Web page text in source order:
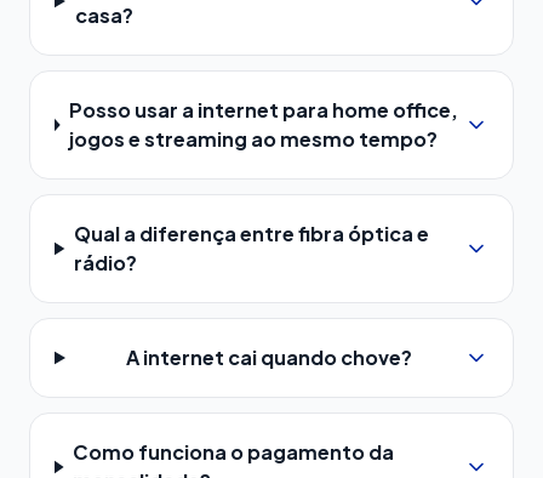
casa?
Posso usar a internet para home office,
jogos e streaming ao mesmo tempo?
Qual a diferença entre fibra óptica e
rádio?
A internet cai quando chove?
Como funciona o pagamento da